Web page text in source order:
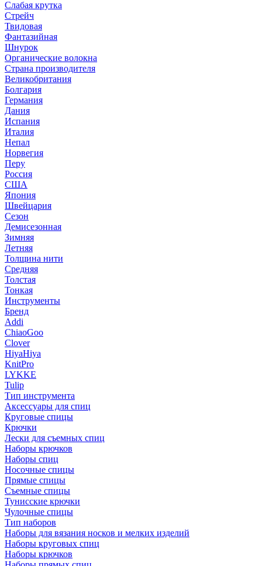
Слабая крутка
Стрейч
Твидовая
Фантазийная
Шнурок
Органические волокна
Страна производителя
Великобритания
Болгария
Германия
Дания
Испания
Италия
Непал
Норвегия
Перу
Россия
США
Япония
Швейцария
Сезон
Демисезонная
Зимняя
Летняя
Толщина нити
Средняя
Толстая
Тонкая
Инструменты
Бренд
Addi
ChiaoGoo
Clover
HiyaHiya
KnitPro
LYKKE
Tulip
Тип инструмента
Аксессуары для спиц
Круговые спицы
Крючки
Лески для съемных спиц
Наборы крючков
Наборы спиц
Носочные спицы
Прямые спицы
Съемные спицы
Тунисские крючки
Чулочные спицы
Тип наборов
Наборы для вязания носков и мелких изделий
Наборы круговых спиц
Наборы крючков